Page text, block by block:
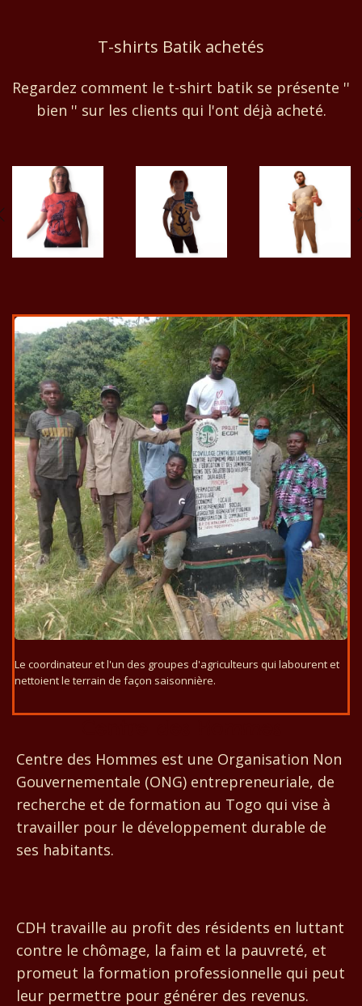
T-shirts Batik achetés
Regardez comment le t-shirt batik se présente ''
bien '' sur les clients qui l'ont déjà acheté.
Le coordinateur et l'un des groupes d'agriculteurs qui labourent et
nettoient le terrain de façon saisonnière.
Centre des Hommes est une Organisation Non
Gouvernementale (ONG) entrepreneuriale, de
recherche et de formation au Togo qui vise à
travailler pour le développement durable de
ses habitants.
CDH travaille au profit des résidents en luttant
contre le chômage, la faim et la pauvreté, et
promeut la formation professionnelle qui peut
leur permettre pour générer des revenus.